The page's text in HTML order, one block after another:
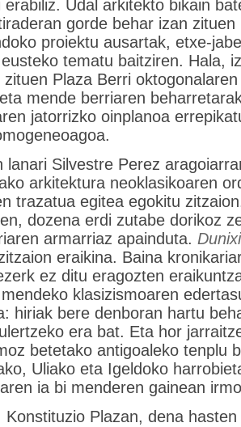
erabiliz. Udal arkitekto bikain
gorde behar izan zituen
proiektu ausartak, etxe-
tematu baitziren. Hala,
zituen Plaza Berri
mende berriaren
jatorrizko oinplanoa
lanari Silvestre Perez
arkitektura neoklasikoaren
trazatua egitea egokitu
dozena erdi zutabe dorikoz
armarriaz apainduta.
eraikina. Baina
ez ditu eragozten
klasizismoaren
hiriak bere denboran hartu
era bat. Eta hor
betetako antigoaleko tenplu
Uliako eta Igeldoko
ia bi menderen gainean
Plazan, dena